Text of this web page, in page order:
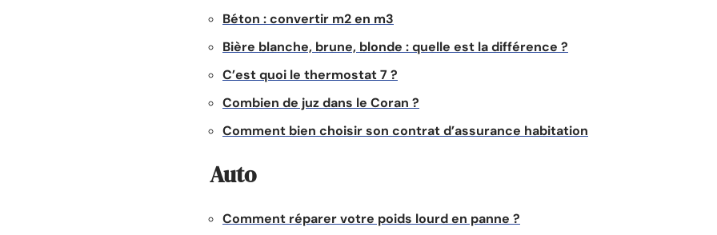
Béton : convertir m2 en m3
Bière blanche, brune, blonde : quelle est la différence ?
C’est quoi le thermostat 7 ?
Combien de juz dans le Coran ?
Comment bien choisir son contrat d’assurance habitation
Auto
Comment réparer votre poids lourd en panne ?